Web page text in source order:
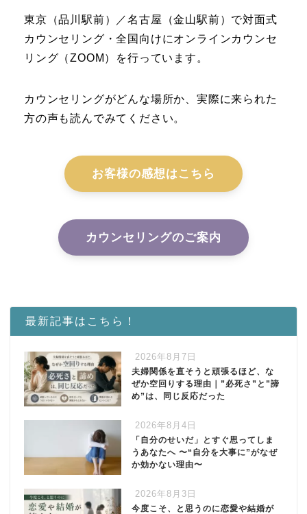
東京（品川駅前）／名古屋（金山駅前）で対面式
カウンセリング・全国向けにオンラインカウンセ
リング（ZOOM）を行っています。
カウンセリングがどんな場所か、実際に来られた
方の声も読んでみてください。
お客様の感想はこちら
カウンセリングのご案内
最新記事はこちら！
2026年8月7日
夫婦関係を直そうと頑張るほど、な
ぜか空回りする理由｜”必死さ”と”諦
め”は、同じ反応だった
2026年8月4日
「自分のせいだ」とすぐ思ってしま
うあなたへ 〜“自分を大事に”がなぜ
か効かない理由〜
2026年8月3日
今度こそ、と思うのに恋愛や結婚が